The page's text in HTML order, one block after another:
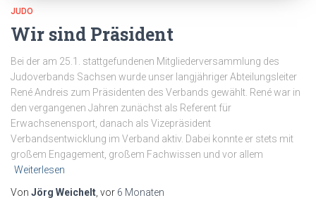
JUDO
Wir sind Präsident
Bei der am 25.1. stattgefundenen Mitgliederversammlung des
Judoverbands Sachsen wurde unser langjähriger Abteilungsleiter
René Andreis zum Präsidenten des Verbands gewählt. René war in
den vergangenen Jahren zunächst als Referent für
Erwachsenensport, danach als Vizepräsident
Verbandsentwicklung im Verband aktiv. Dabei konnte er stets mit
großem Engagement, großem Fachwissen und vor allem
Weiterlesen
Von Jörg Weichelt , vor 6 Monaten